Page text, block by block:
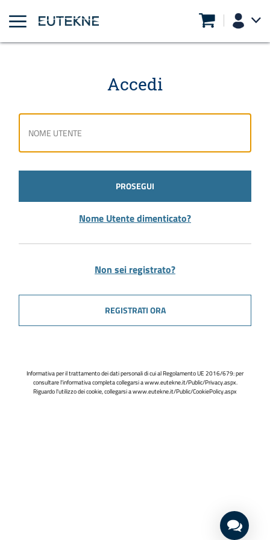
Accedi
PROSEGUI
Nome Utente dimenticato?
Non sei registrato?
REGISTRATI ORA
Informativa per il trattamento dei dati personali di cui al Regolamento UE 2016/679: per
consultare l'informativa completa collegarsi awww.eutekne.it/Public/Privacy.aspx.
Riguardo l'utilizzo dei cookie, collegarsi awww.eutekne.it/Public/CookiePolicy.aspx